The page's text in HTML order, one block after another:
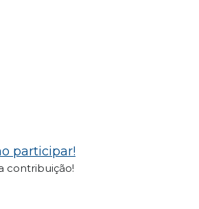
participar!
contribuição!